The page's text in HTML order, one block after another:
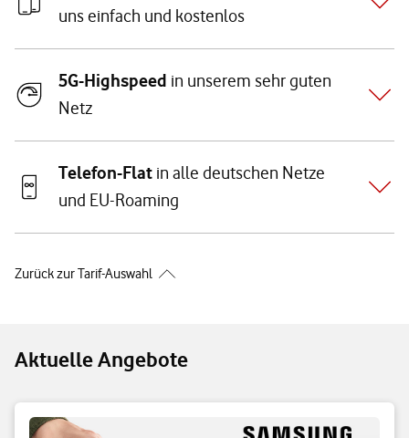
uns einfach und kostenlos
5G-Highspeed in unserem sehr guten
Netz
Telefon-Flat in alle deutschen Netze
und EU-Roaming
Zurück zur Tarif-Auswahl
Aktuelle Angebote